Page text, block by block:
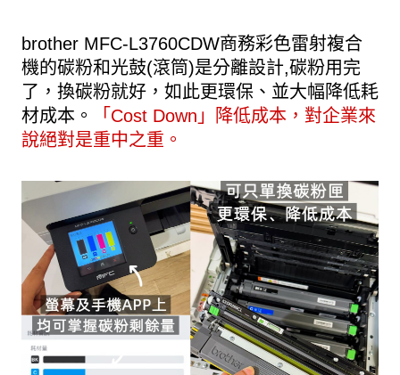
brother MFC-L3760CDW商務彩色雷射複合
機的碳粉和光鼓(滾筒)是分離設計,碳粉用完
了，換碳粉就好，如此更環保、並大幅降低耗
材成本。
「Cost Down」降低成本，對企業來
說絕對是重中之重。